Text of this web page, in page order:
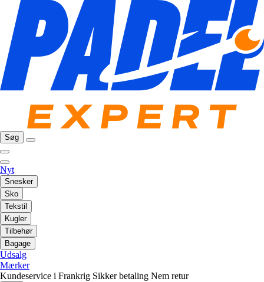
Søg
Nyt
Snesker
Sko
Tekstil
Kugler
Tilbehør
Bagage
Udsalg
Mærker
Kundeservice i Frankrig Sikker betaling Nem retur